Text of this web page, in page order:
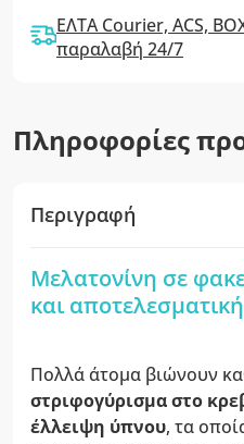
ΕΛΤΑ Courier, ACS,
παραλαβή 24/7
Πληροφορίες
Περιγραφή
Μελατονίνη σε
και
Πολλά άτομα βιώνουν
στριφογύρισμα στο
έλλειψη ύπνου, τα